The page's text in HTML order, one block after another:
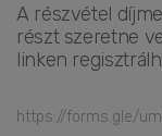
A részvétel
részt szeretne
linken
https://forms.gle/